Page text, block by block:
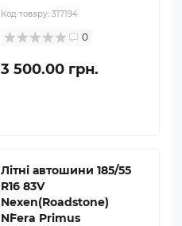
Код товару: 317194
0
3 500.00 грн.
Літні автошини 185/55
R16 83V
Nexen(Roadstone)
N`Fera Primus